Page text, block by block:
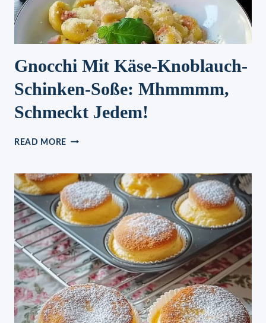
Gnocchi Mit Käse-Knoblauch-
Schinken-Soße: Mhmmmm,
Schmeckt Jedem!
READ MORE GNOCCHI
KNOBLAUCH-
SCHINKEN-
SOSSE: M
HMMMM, S
CHMECKT J
EDEM!